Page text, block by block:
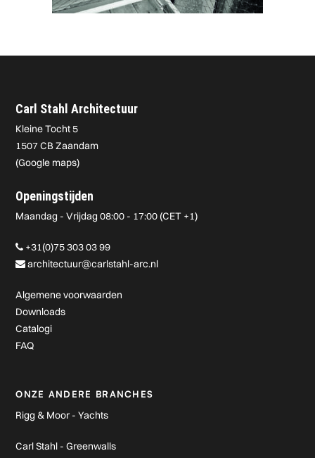
Carl Stahl Architectuur
Kleine Tocht 5
1507 CB Zaandam
(Google maps)
Openingstijden
Maandag - Vrijdag 08:00 - 17:00 (CET +1)
+31(0)75 303 03 99
architectuur@carlstahl-arc.nl
Algemene voorwaarden
Downloads
Catalogi
FAQ
ONZE ANDERE BRANCHES
Rigg & Moor - Yachts
Carl Stahl - Greenwalls